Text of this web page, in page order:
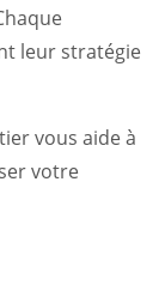
leur stratégie
vous aide à
votre